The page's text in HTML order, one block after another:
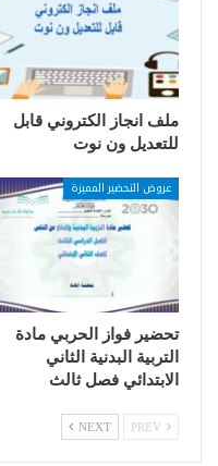
ملف انجاز الكتروني قابل
للتعديل ون نوت
عروض التحضير المميزة
تحضير فواز الحربي مادة
التربية البدنية الثاني
الابتدائي فصل ثالث
NEXT